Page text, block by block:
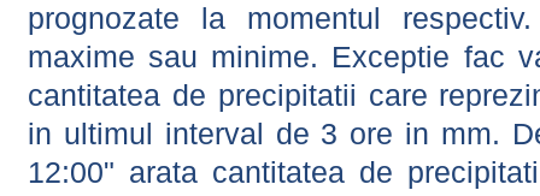
prognozate la momentul
maxime sau minime. Exceptie fac
cantitatea de precipitatii care
in ultimul interval de 3 ore in mm.
12:00" arata cantitatea de